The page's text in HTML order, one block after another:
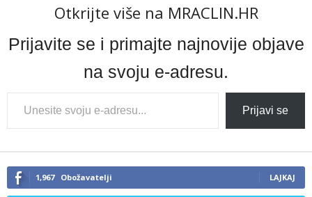
Otkrijte više na MRACLIN.HR
Prijavite se i primajte najnovije objave
na svoju e-adresu.
Type
your
email…
Prijavi se
1,967 Obožavatelji LAJKAJ